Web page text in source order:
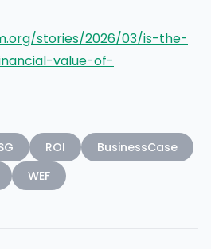
stories/2026/03/is-the-
value-of-
ROI
BusinessCase
WEF